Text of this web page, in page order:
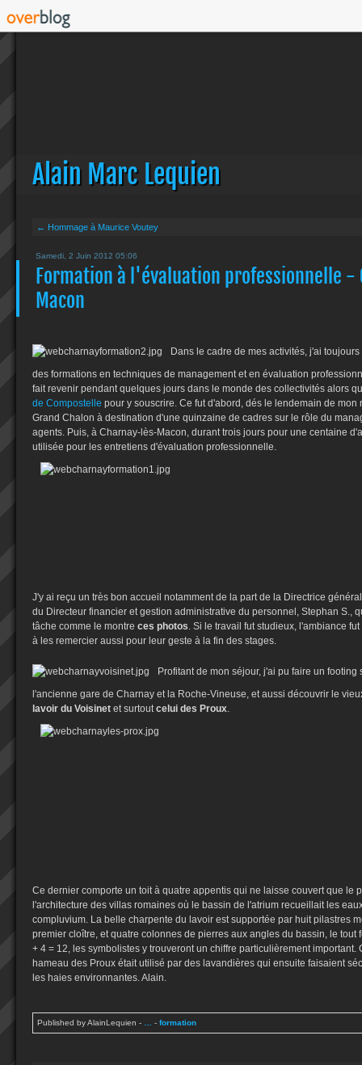
Alain Marc Lequien
← Hommage à Maurice Voutey
Samedi, 2 Juin 2012 05:06
Formation à l'évaluation professionnelle
Macon
Dans le cadre de mes activités, j'ai
des formations en techniques de management et en évaluation
fait revenir pendant quelques jours dans le monde des collectivités alors
de Compostelle pour y souscrire. Ce fut d'abord, dés le lendemain de mon
Grand Chalon à destination d'une quinzaine de cadres sur le rôle du
agents. Puis, à Charnay-lès-Macon, durant trois jours pour une centaine
utilisée pour les entretiens d'évaluation professionnelle.
J'y ai reçu un très bon accueil notamment de la part de la Directrice
du Directeur financier et gestion administrative du personnel, Stephan S.,
tâche comme le montre ces photos. Si le travail fut studieux, l'ambiance
à les remercier aussi pour leur geste à la fin des stages.
Profitant de mon séjour, j'ai pu faire un footing
l'ancienne gare de Charnay et la Roche-Vineuse, et aussi découvrir le
lavoir du Voisinet et surtoutcelui des Proux.
Ce dernier comporte un toit à quatre appentis qui ne laisse couvert que le
l'architecture des villas romaines où le bassin de l'atrium recueillait les
compluvium. La belle charpente du lavoir est supportée par huit pilastres
premier cloître, et quatre colonnes de pierres aux angles du bassin, le tout
+ 4 = 12, les symbolistes y trouveront un chiffre particulièrement important.
hameau des Proux était utilisé par des lavandières qui ensuite faisaient
les haies environnantes. Alain.
Published by AlainLequien - - formation